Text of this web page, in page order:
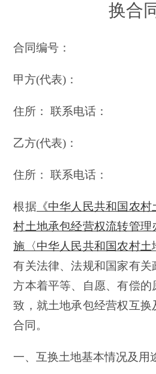
换合
合同编号：
甲方(代表)：
住所： 联系电话：
乙方(代表)：
住所： 联系电话：
根据《中华人民共和国农村
村土地承包经营权流转管理
施〈中华人民共和国农村土
有关法律、法规和国家有关
方本着平等、自愿、有偿的
致，就土地承包经营权互换
合同。
一、互换土地基本情况及用